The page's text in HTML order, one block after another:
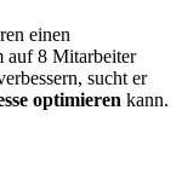
einen
auf 8 Mitarbeiter
sucht er
optimieren kann.